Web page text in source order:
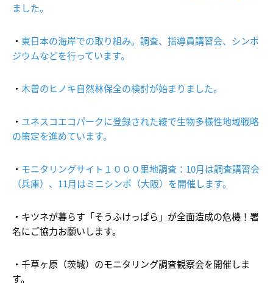
ました。
・ 東日本の海岸での取り組み。調査、指導員講習会、シンポ
ジウムなどを行っています。
・ 木曽のヒノキ自然林保全の検討が始まりました。
・ ユネスコエコパークに登録された綾で生物多様性地域戦略
の策定を進めています。
・ モニタリングサイト１０００里地調査： 10月は調査講習会
（兵庫）、11月はミニシンポ（大阪）を開催します。
・キツネが暮らす「そうふけっぱら」が全面造成の危機！署
名にご協力お願いします。
・千草ヶ原（茨城）のモニタリング調査観察会を開催しま
す。